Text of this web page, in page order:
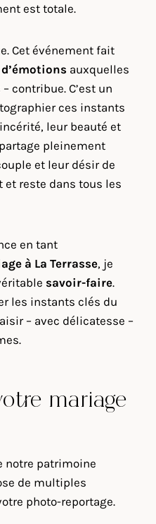
est totale.
Cet événement fait
d’émotions auxquelles
contribue. C’est un
ces instants
leur beauté et
pleinement
et leur désir de
et reste dans tous les
en tant
à La Terrasse, je
savoir-faire.
les instants clés du
– avec délicatesse –
mariage
notre patrimoine
de multiples
photo-reportage.